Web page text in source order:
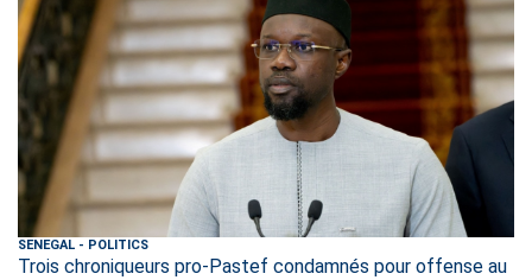
SENEGAL - POLITICS
Trois chroniqueurs pro-Pastef condamnés pour offense au